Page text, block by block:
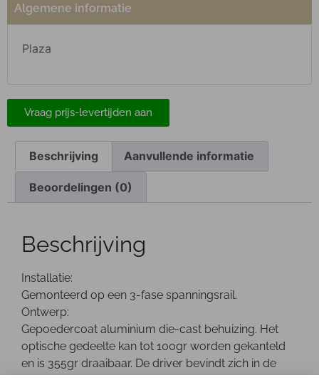
Algemene informatie
Plaza
Vraag prijs-levertijden aan
Beschrijving Aanvullende informatie
Beoordelingen (0)
Beschrijving
Installatie:
Gemonteerd op een 3-fase spanningsrail.
Ontwerp:
Gepoedercoat aluminium die-cast behuizing. Het
optische gedeelte kan tot 100gr worden gekanteld
en is 355gr draaibaar. De driver bevindt zich in de